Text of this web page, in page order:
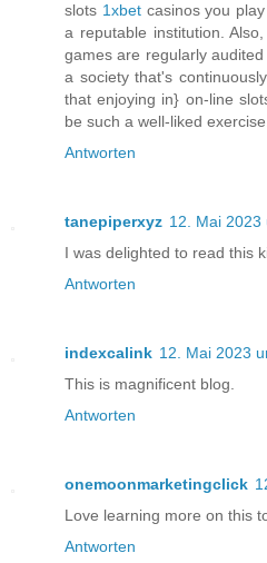
slots 1xbetcasinos you
a reputable institution.
games are regularly
a society that's
that enjoying in} on-line
be such a well-liked exercise.
Antworten
tanepiperxyz 12. Mai 2023
I was delighted to read this
Antworten
indexcalink 12. Mai 2023
This is magnificent blog.
Antworten
onemoonmarketingclick
Love learning more on this
Antworten